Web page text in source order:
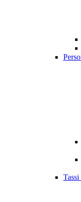
Tassi